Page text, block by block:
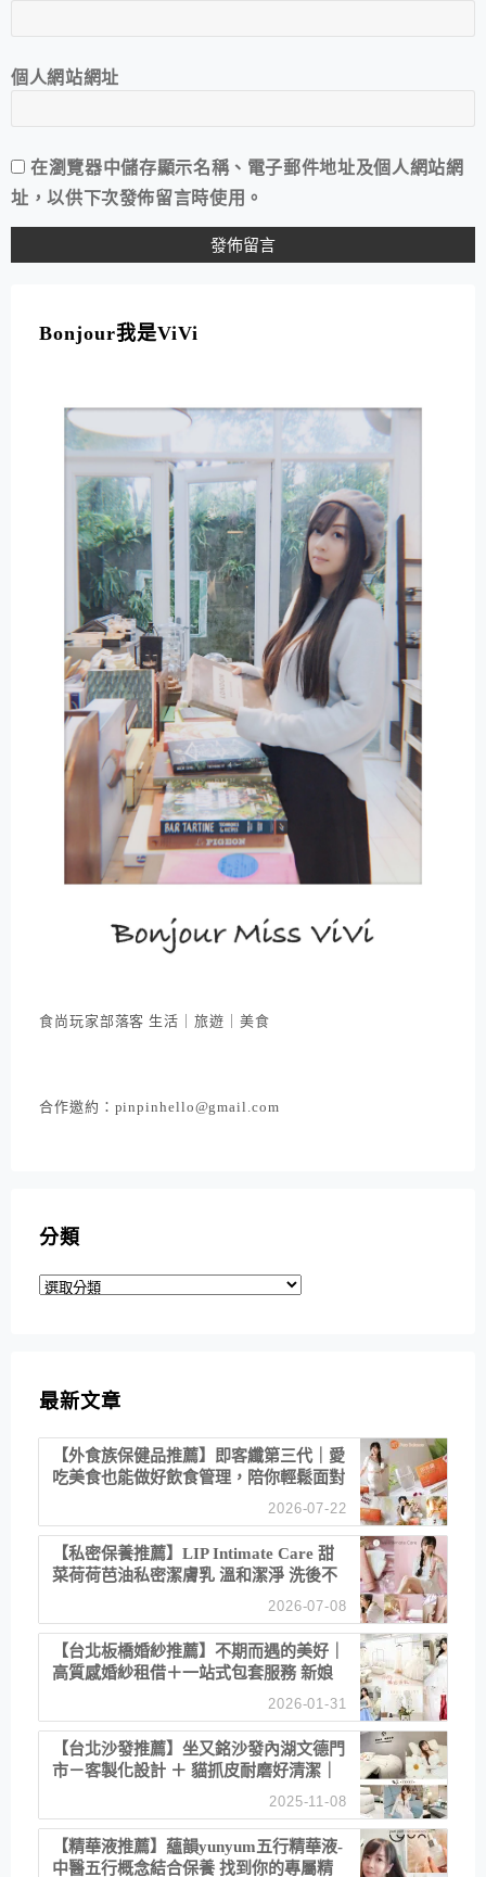
個人網站網址
在瀏覽器中儲存顯示名稱、電子郵件地址及個人網站網
址，以供下次發佈留言時使用。
Bonjour我是ViVi
食尚玩家部落客 生活｜旅遊｜美食
合作邀約：pinpinhello@gmail.com
分類
分
最新文章
【外食族保健品推薦】即客纖第三代｜愛
吃美食也能做好飲食管理，陪你輕鬆面對
2026-07-22
【私密保養推薦】LIP Intimate Care 甜
菜荷荷芭油私密潔膚乳 溫和潔淨 洗後不
2026-07-08
【台北板橋婚紗推薦】不期而遇的美好｜
高質感婚紗租借＋一站式包套服務 新娘
2026-01-31
【台北沙發推薦】坐又銘沙發內湖文德門
市－客製化設計 ＋ 貓抓皮耐磨好清潔｜
直營直銷、價格透明 高CP值打造夢想
2025-11-08
【精華液推薦】蘊韻yunyum五行精華液-
中醫五行概念結合保養 找到你的專屬精